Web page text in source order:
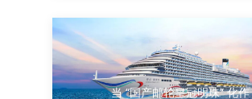
当 “国产邮轮皇冠明珠” 化作